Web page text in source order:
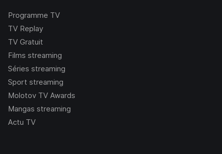
Programme TV
TV Replay
TV Gratuit
Films streaming
Séries streaming
Sport streaming
Molotov TV Awards
Mangas streaming
Actu TV